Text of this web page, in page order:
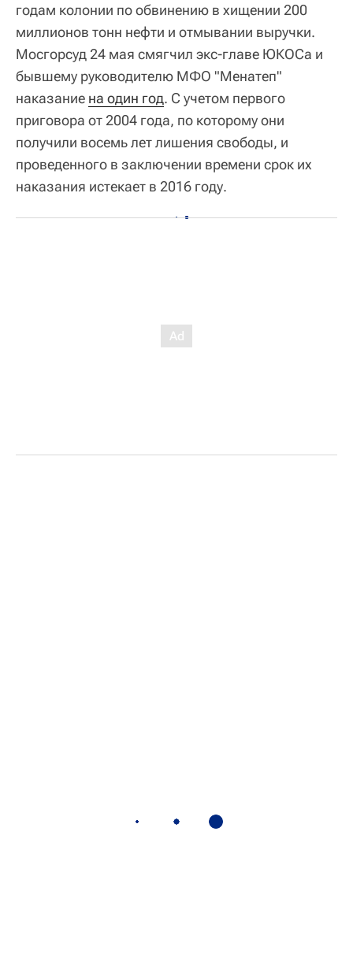
годам колонии по обвинению в хищении 200
миллионов тонн нефти и отмывании выручки.
Мосгорсуд 24 мая смягчил экс-главе ЮКОСа и
бывшему руководителю МФО "Менатеп"
наказание на один год. С учетом первого
приговора от 2004 года, по которому они
получили восемь лет лишения свободы, и
проведенного в заключении времени срок их
наказания истекает в 2016 году.